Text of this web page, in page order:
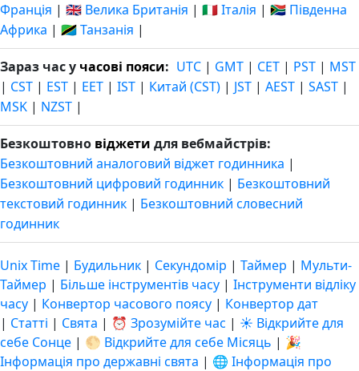
Франція | 🇬🇧 Велика Британія | 🇮🇹 Італія | 🇿🇦 Південна
Африка | 🇹🇿 Танзанія |
Зараз час у часові пояси: UTC | GMT | CET | PST | MST
| CST | EST | EET | IST | Китай (CST) | JST | AEST | SAST |
MSK | NZST |
Безкоштовно віджети для вебмайстрів:
Безкоштовний аналоговий віджет годинника |
Безкоштовний цифровий годинник | Безкоштовний
текстовий годинник | Безкоштовний словесний
годинник
Unix Time | Будильник | Секундомір | Таймер | Мульти-
Таймер | Більше інструментів часу | Інструменти відліку
часу | Конвертор часового поясу | Конвертор дат
| Статті | Свята | ⏰ Зрозумійте час | ☀️ Відкрийте для
себе Сонце | 🌕 Відкрийте для себе Місяць | 🎉
Інформація про державні свята | 🌐 Інформація про